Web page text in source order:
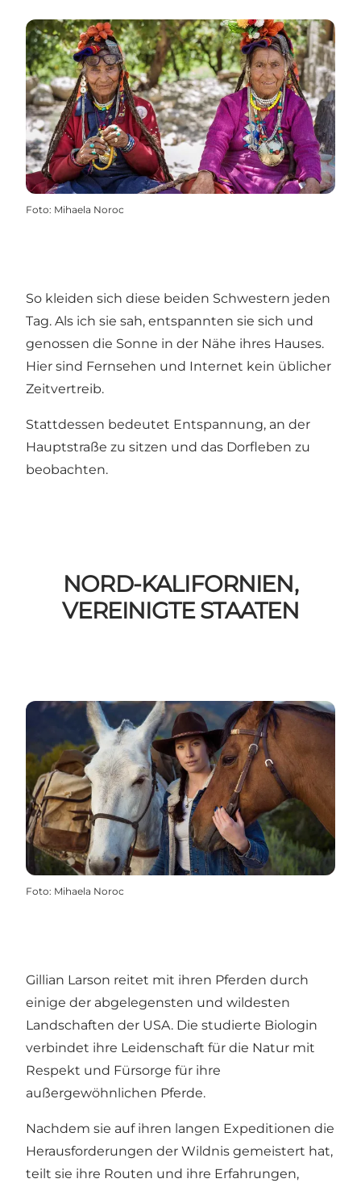
Foto: Mihaela Noroc
So kleiden sich diese beiden Schwestern jeden
Tag. Als ich sie sah, entspannten sie sich und
genossen die Sonne in der Nähe ihres Hauses.
Hier sind Fernsehen und Internet kein üblicher
Zeitvertreib.
Stattdessen bedeutet Entspannung, an der
Hauptstraße zu sitzen und das Dorfleben zu
beobachten.
NORD-KALIFORNIEN,
VEREINIGTE STAATEN
Foto: Mihaela Noroc
Gillian Larson reitet mit ihren Pferden durch
einige der abgelegensten und wildesten
Landschaften der USA. Die studierte Biologin
verbindet ihre Leidenschaft für die Natur mit
Respekt und Fürsorge für ihre
außergewöhnlichen Pferde.
Nachdem sie auf ihren langen Expeditionen die
Herausforderungen der Wildnis gemeistert hat,
teilt sie ihre Routen und ihre Erfahrungen,